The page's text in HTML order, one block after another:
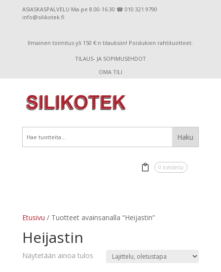
ASIASKASPALVELU Ma-pe 8.00-16.30 ☎ 010 321 9790
info@silikotek.fi
Ilmainen toimitus yli 150 €:n tilauksiin! Poislukien rahtituotteet.
TILAUS- JA SOPIMUSEHDOT
OMA TILI
0 kohdetta
Etusivu / Tuotteet avainsanalla “Heijastin”
Heijastin
Näytetään ainoa tulos